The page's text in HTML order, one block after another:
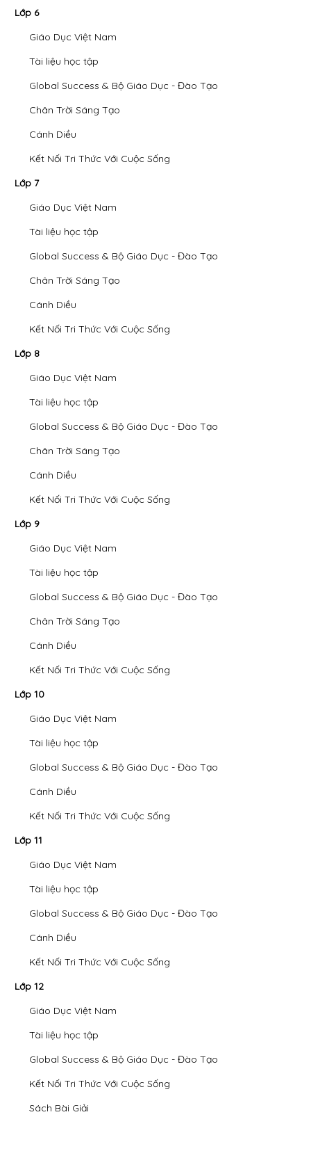
Lớp 6
Giáo Dục Việt Nam
Tài liệu học tập
Global Success & Bộ Giáo Dục - Đào Tạo
Chân Trời Sáng Tạo
Cánh Diều
Kết Nối Tri Thức Với Cuộc Sống
Lớp 7
Giáo Dục Việt Nam
Tài liệu học tập
Global Success & Bộ Giáo Dục - Đào Tạo
Chân Trời Sáng Tạo
Cánh Diều
Kết Nối Tri Thức Với Cuộc Sống
Lớp 8
Giáo Dục Việt Nam
Tài liệu học tập
Global Success & Bộ Giáo Dục - Đào Tạo
Chân Trời Sáng Tạo
Cánh Diều
Kết Nối Tri Thức Với Cuộc Sống
Lớp 9
Giáo Dục Việt Nam
Tài liệu học tập
Global Success & Bộ Giáo Dục - Đào Tạo
Chân Trời Sáng Tạo
Cánh Diều
Kết Nối Tri Thức Với Cuộc Sống
Lớp 10
Giáo Dục Việt Nam
Tài liệu học tập
Global Success & Bộ Giáo Dục - Đào Tạo
Cánh Diều
Kết Nối Tri Thức Với Cuộc Sống
Lớp 11
Giáo Dục Việt Nam
Tài liệu học tập
Global Success & Bộ Giáo Dục - Đào Tạo
Cánh Diều
Kết Nối Tri Thức Với Cuộc Sống
Lớp 12
Giáo Dục Việt Nam
Tài liệu học tập
Global Success & Bộ Giáo Dục - Đào Tạo
Kết Nối Tri Thức Với Cuộc Sống
Sách Bài Giải